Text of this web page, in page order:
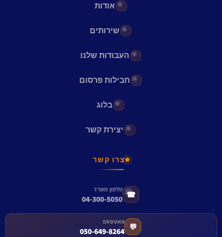
אודות
שירותים
העבודות שלנו
חבילות פרסום
בלוג
יצירת קשר
צרו קשר
☎
טלפון משרד
04-300-5050
💬
וואטסאפ
050-649-8264